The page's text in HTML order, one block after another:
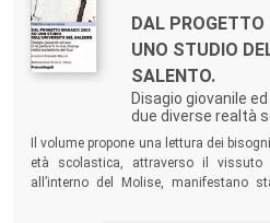
DAL
UNO STUDIO
SALENTO.
Disagio giovanile
due diverse realtà
Il volume propone una lettura dei
età scolastica, attraverso il
all’interno del Molise, manifestano
rispetto a un contesto sociale